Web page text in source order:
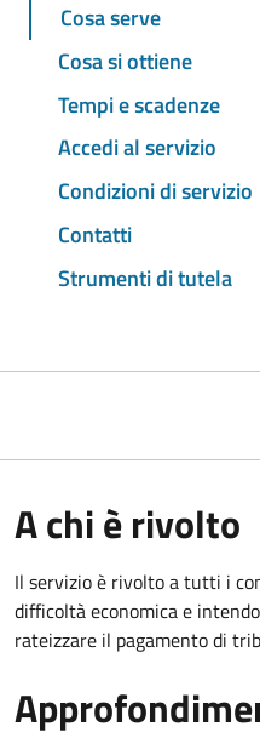
Cosa serve
Cosa si ottiene
Tempi e scadenze
Accedi al servizio
Condizioni di servizio
Contatti
Strumenti di tutela
A chi è rivolto
Il servizio è rivolto a tutti i
difficoltà economica e
rateizzare il pagamento di